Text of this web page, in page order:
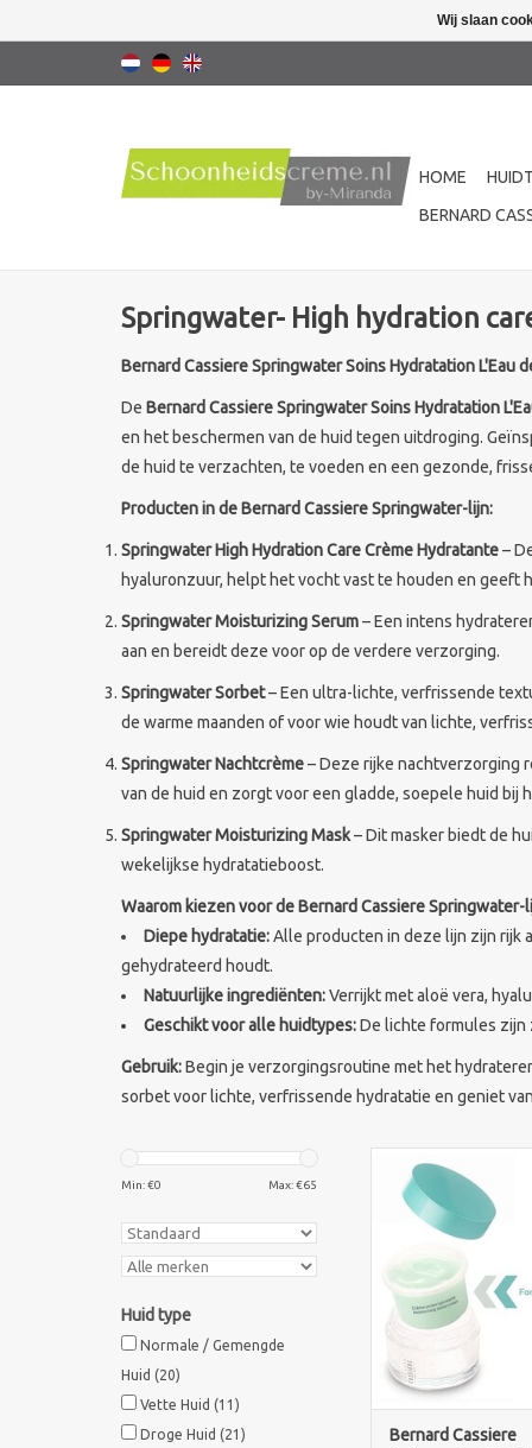
HOME
BERNARD
Springwater- High hydration
Bernard Cassiere Springwater Soins Hydratation L'Eau
De Bernard Cassiere Springwater Soins Hydratation
en het beschermen van de huid tegen uitdroging.
de huid te verzachten, te voeden en een gezonde,
Producten in de Bernard Cassiere Springwater-lijn:
Springwater High Hydration Care Crème Hydratante–
hyaluronzuur, helpt het vocht vast te houden en geeft
Springwater Moisturizing Serum– Een intens
aan en bereidt deze voor op de verdere verzorging.
Springwater Sorbet– Een ultra-lichte, verfrissende
de warme maanden of voor wie houdt van lichte,
Springwater Nachtcrème– Deze rijke nachtverzorging
van de huid en zorgt voor een gladde, soepele huid bij
Springwater Moisturizing Mask– Dit masker biedt de
wekelijkse hydratatieboost.
Waarom kiezen voor de Bernard Cassiere Springwater-
Diepe hydratatie:Alle producten in deze lijn zijn rijk
gehydrateerd houdt.
Natuurlijke ingrediënten:Verrijkt met aloë vera,
Geschikt voor alle huidtypes:De lichte formules zijn
Gebruik:Begin je verzorgingsroutine met het
sorbet voor lichte, verfrissende hydratatie en geniet
Min: €0 Max: €65
Huid type
Normale / Gemengde
Huid (20)
Vette Huid (11)
Droge Huid (21)
die het nodig heeft
Bernard Cassiere
High Hydration
kalmerende
stralende en
Bernard Cassiere
Wij slaan